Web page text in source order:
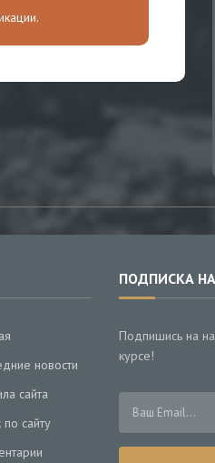
новости
сайта
по сайту
ПОДПИСКА
Подпишись на
курсе!